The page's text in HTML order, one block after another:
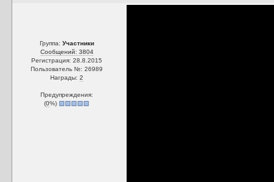
Группа: Участники
Сообщений: 3804
Регистрация: 28.8.2015
Пользователь №: 26989
Награды:2
Предупреждения:
(0%)